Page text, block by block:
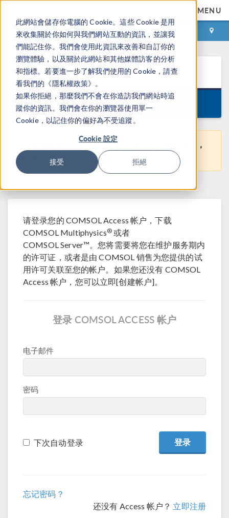
此網站會儲存你電腦的 Cookie。這些 Cookie 是用
來收集關於你如何與我們網站互動的資訊，並讓我
們能記住你。我們會使用此資訊來改善和自訂你的
瀏覽體驗，以及關於此網站和其他媒體訪客的分析
和指標。若要進一步了解我們使用的 Cookie，請查
看我們的《隱私權政策》。
如果你拒絕，那麼我們不會在你造訪我們網站時追
蹤你的資訊。我們會在你的瀏覽器使用單一
Cookie，以記住你的偏好為不受追蹤。
Cookie 設定
接受 拒絕
MENU
登录 咨询与购买
COMSOL6.2
Version 6.2.0.415, May 15, 2024
这不是最新的 COMSOL 版本。如需获取最新版本，
请
点击此处 。
请登录您的 COMSOL Access 帐户，下载
COMSOL Multiphysics® 或者
COMSOL Server™。您将需要将您在维护服务期内
的许可证，或者是由 COMSOL 销售为您提供的试
用许可关联至您的帐户。如果您还没有 COMSOL
Access 帐户，您可以立即[创建帐户]。
登录 COMSOL ACCESS 帐户
电子邮件
密码
下次自动登录
忘记密码？
还没有 Access 帐户？ 立即注册